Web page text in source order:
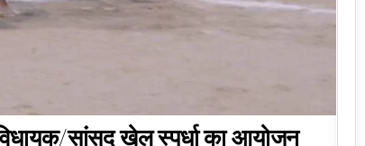
सांसद खेल स्पर्धा का आयोजन